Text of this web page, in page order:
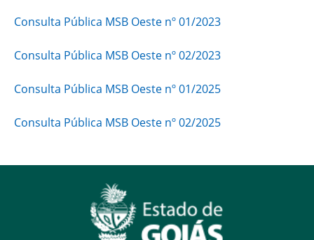
Consulta Pública MSB Oeste nº 01/2023
Consulta Pública MSB Oeste nº 02/2023
Consulta Pública MSB Oeste nº 01/2025
Consulta Pública MSB Oeste nº 02/2025